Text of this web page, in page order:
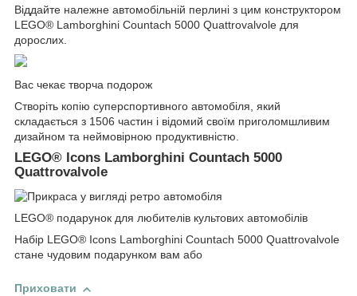
Віддайте належне автомобільній перлині з цим конструктором
LEGO® Lamborghini Countach 5000 Quattrovalvole для
дорослих.
Вас чекає творча подорож
Створіть копію суперспортивного автомобіля, який
складається з 1506 частин і відомий своїм приголомшливим
дизайном та неймовірною продуктивністю.
LEGO® Icons Lamborghini Countach 5000
Quattrovalvole
LEGO® подарунок для любителів культових автомобілів
Набір LEGO® Icons Lamborghini Countach 5000 Quattrovalvole
стане чудовим подарунком вам або
Приховати